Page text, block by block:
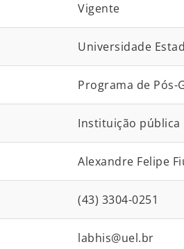
Vigente
Universidade
Programa de Pós-
Instituição pública
Alexandre Felipe
(43) 3304-0251
labhis@uel.br